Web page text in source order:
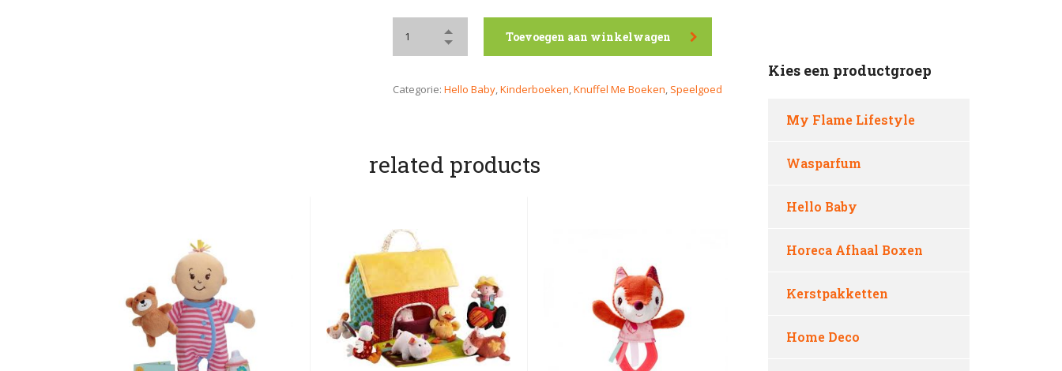
Toevoegen aan winkelwagen
Categorie: Hello Baby,Kinderboeken,Knuffel Me Boeken, Speelgoed
related products
Kies een productgroep
My Flame Lifestyle
Wasparfum
Hello Baby
Horeca Afhaal Boxen
Kerstpakketten
Home Deco